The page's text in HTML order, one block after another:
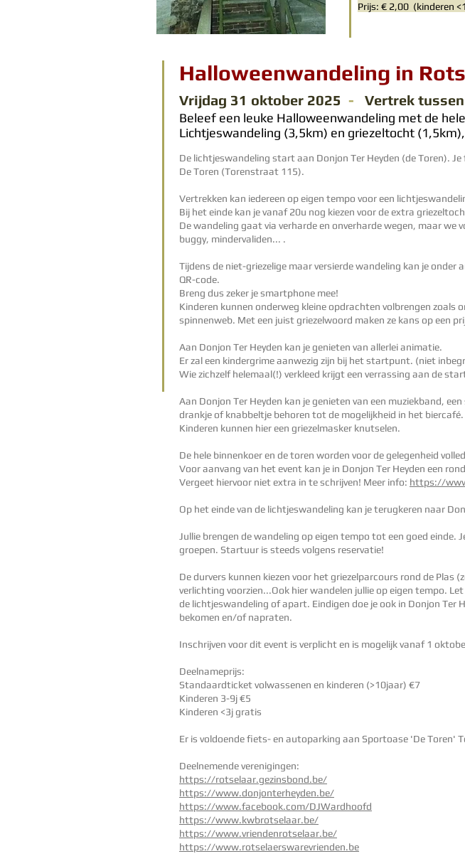
Prijs: € 2,00 (kinderen
Halloweenwandeling in
Vrijdag 31 oktober 2025 - Vertrek t
Beleef een leuke Halloweenwandeling met de
Lichtjeswandeling (3,5km) en griezeltocht
De lichtjeswandeling start aan Donjon Ter Heyden (de Toren).
De Toren (Torenstraat 115).
Vertrekken kan iedereen op eigen tempo voor een
Bij het einde kan je vanaf 20u nog kiezen voor de extra
De wandeling gaat via verharde en onverharde wegen, maar we
buggy, mindervaliden... .
Tijdens de niet-griezelige maar versierde wandeling kan je onder
QR-code.
Breng dus zeker je smartphone mee!
Kinderen kunnen onderweg kleine opdrachten volbrengen zoals
spinnenweb. Met een juist griezelwoord maken ze kans op een
Aan Donjon Ter Heyden kan je genieten van allerlei animatie.
Er zal een kindergrime aanwezig zijn bij het startpunt. (niet
Wie zichzelf helemaal(!) verkleed krijgt een verrassing aan de
Aan Donjon Ter Heyden kan je genieten van een muziekband,
drankje of knabbeltje behoren tot de mogelijkheid in het
Kinderen kunnen hier een griezelmasker knutselen.
De hele binnenkoer en de toren worden voor de gelegenheid
​Voor aanvang van het event kan je in Donjon Ter Heyden een
Vergeet hiervoor niet extra in te schrijven! Meer info: https://
Op het einde van de lichtjeswandeling kan je terugkeren naar
Jullie brengen de wandeling op eigen tempo tot een goed
groepen. Startuur is steeds volgens reservatie!
De durvers kunnen kiezen voor het griezelparcours rond de Plas
verlichting voorzien...Ook hier wandelen jullie op eigen tempo.
de lichtjeswandeling of apart. Eindigen doe je ook in Donjon Ter
bekomen en/of napraten.
Inschrijven voor dit event is verplicht en is mogelijk vanaf 1
Deelnameprijs:
Standaardticket volwassenen en kinderen (>10jaar) €7
Kinderen 3-9j €5
Kinderen <3j gratis
Er is voldoende fiets- en autoparking aan Sportoase 'De Toren'
Deelnemende verenigingen:
https://rotselaar.gezinsbond.be/
https://www.donjonterheyden.be/
https://www.facebook.com/DJWardhoofd
https://www.kwbrotselaar.be/
https://www.vriendenrotselaar.be/
https://www.rotselaerswarevrienden.be